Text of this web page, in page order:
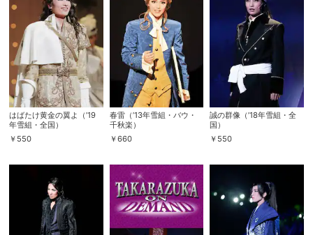
メルマガ
メルマガの配信停止、配信先のメールアド
レスの変更が可能です。
定額見放題解約
定額見放題コンテンツの解約はこちらから
可能です。
ログアウト
はばたけ黄金の翼よ（’19
年雪組・全国）
￥ 550
春雷（’13年雪組・バウ・
千秋楽）
￥660
誠の群像（’18年雪組・全
国）
￥ 550